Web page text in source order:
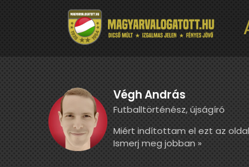
Végh András
Futballtörténész, újságíró
Miért indítottam el ezt az
Ismerj meg jobban »